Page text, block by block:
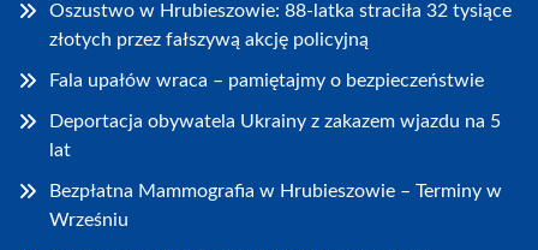
Oszustwo w Hrubieszowie: 88-latka straciła 32 tysiące
złotych przez fałszywą akcję policyjną
Fala upałów wraca – pamiętajmy o bezpieczeństwie
Deportacja obywatela Ukrainy z zakazem wjazdu na 5
lat
Bezpłatna Mammografia w Hrubieszowie – Terminy w
Wrześniu